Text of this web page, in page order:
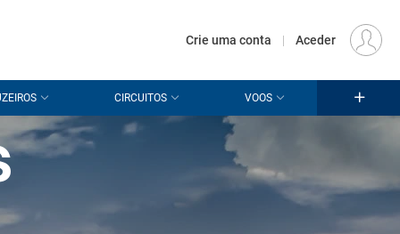
Crie uma conta | Aceder
CIRCUITOS VOOS